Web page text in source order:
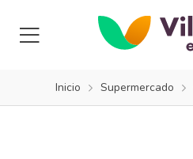
Inicio Supermercado